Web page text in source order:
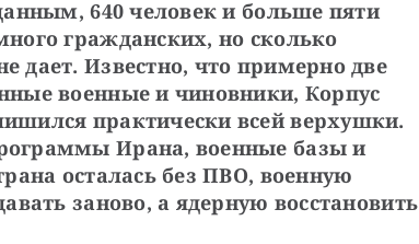
640 человек и больше пяти
гражданских, но сколько
Известно, что примерно две
военные и чиновники, Корпус
практически всей верхушки.
Ирана, военные базы и
осталась без ПВО, военную
заново, а ядерную восстановить